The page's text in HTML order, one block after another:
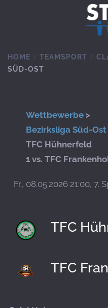
Zum Hauptinhalt
HOME TEAMSPORT
SÜD-OST
Wettbewerbe >
Bezirksliga Süd-Ost
TFC Hühnerfeld
1 vs. TFC
Fr., 08.05.2026 21:00, 7.
TFC
TFC